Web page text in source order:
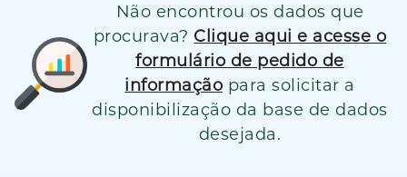
Não encontrou os dados que
procurava? Clique aqui e acesse o
formulário de pedido de
informação para solicitar a
disponibilização da base de dados
desejada.